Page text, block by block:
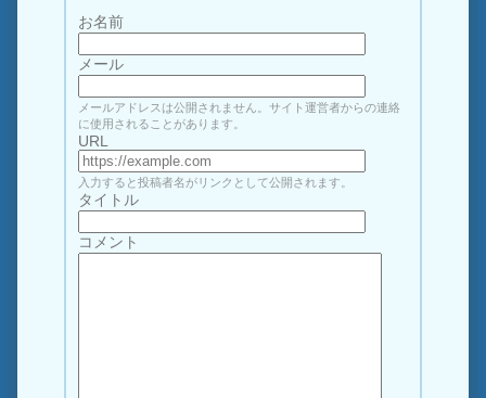
お名前
メール
メールアドレスは公開されません。サイト運営者からの連絡
に使用されることがあります。
URL
入力すると投稿者名がリンクとして公開されます。
タイトル
コメント